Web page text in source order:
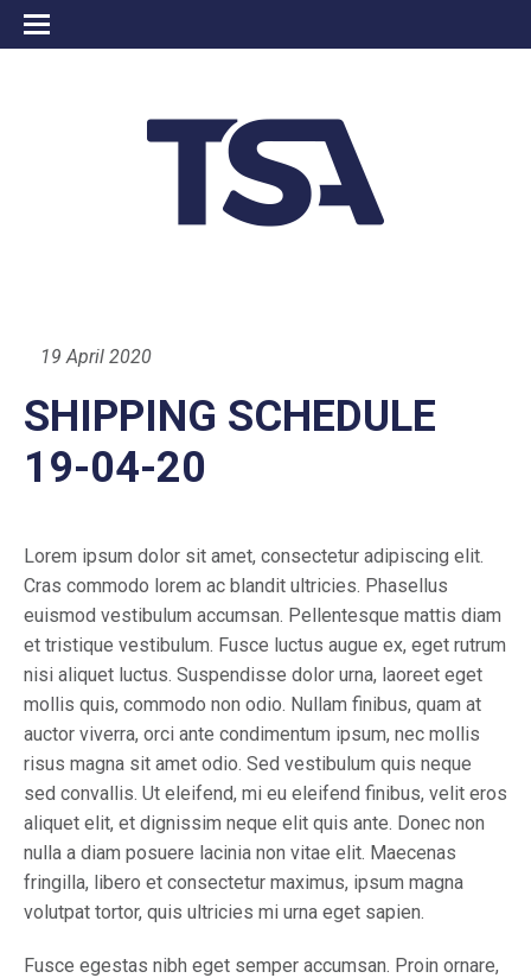
19 April 2020
SHIPPING SCHEDULE
19-04-20
Lorem ipsum dolor sit amet, consectetur adipiscing elit.
Cras commodo lorem ac blandit ultricies. Phasellus
euismod vestibulum accumsan. Pellentesque mattis diam
et tristique vestibulum. Fusce luctus augue ex, eget rutrum
nisi aliquet luctus. Suspendisse dolor urna, laoreet eget
mollis quis, commodo non odio. Nullam finibus, quam at
auctor viverra, orci ante condimentum ipsum, nec mollis
risus magna sit amet odio. Sed vestibulum quis neque
sed convallis. Ut eleifend, mi eu eleifend finibus, velit eros
aliquet elit, et dignissim neque elit quis ante. Donec non
nulla a diam posuere lacinia non vitae elit. Maecenas
fringilla, libero et consectetur maximus, ipsum magna
volutpat tortor, quis ultricies mi urna eget sapien.
Fusce egestas nibh eget semper accumsan. Proin ornare,